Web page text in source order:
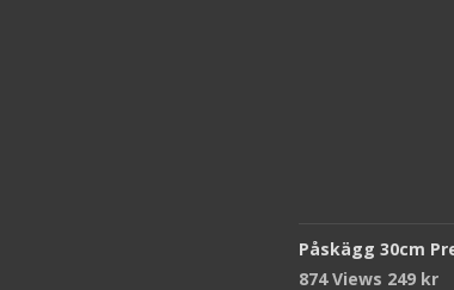
Påskägg 30cm
874 Views 249 kr